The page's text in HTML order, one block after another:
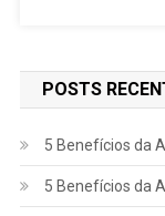
POSTS
5 Benefícios da
5 Benefícios da